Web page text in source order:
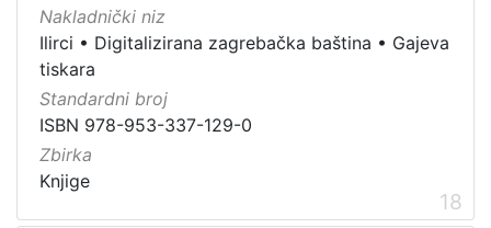
Nakladnički niz
Ilirci • Digitalizirana zagrebačka baština • Gajeva
tiskara
Standardni broj
ISBN 978-953-337-129-0
Zbirka
Knjige
18